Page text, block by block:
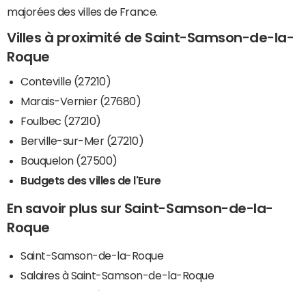
majorées des villes de France.
Villes à proximité de Saint-Samson-de-la-
Roque
Conteville (27210)
Marais-Vernier (27680)
Foulbec (27210)
Berville-sur-Mer (27210)
Bouquelon (27500)
Budgets des villes de l'Eure
En savoir plus sur Saint-Samson-de-la-
Roque
Saint-Samson-de-la-Roque
Salaires à Saint-Samson-de-la-Roque